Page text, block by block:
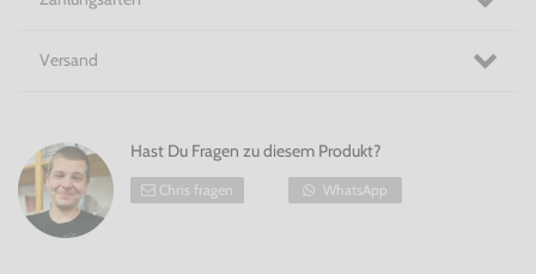
Versand
Hast Du Fragen zu diesem Produkt?
Chris fragen WhatsApp